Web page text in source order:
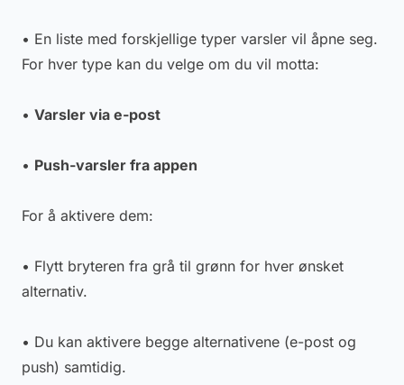
• En liste med forskjellige typer varsler vil åpne seg.
For hver type kan du velge om du vil motta:
• Varsler via e-post
• Push-varsler fra appen
For å aktivere dem:
• Flytt bryteren fra grå til grønn for hver ønsket
alternativ.
• Du kan aktivere begge alternativene (e-post og
push) samtidig.